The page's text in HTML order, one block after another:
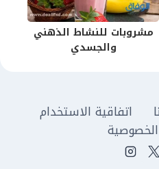
مشروبات للنشاط الذهني
والجسدي
اتفاقية الاستخدام